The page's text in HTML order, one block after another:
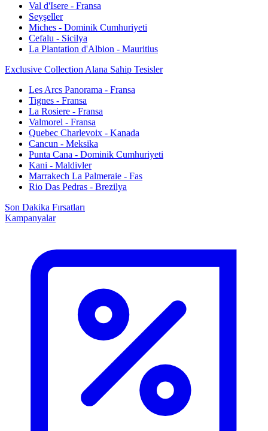
Val d'Isere - Fransa
Seyşeller
Miches - Dominik Cumhuriyeti
Cefalu - Sicilya
La Plantation d'Albion - Mauritius
Exclusive Collection Alana Sahip Tesisler
Les Arcs Panorama - Fransa
Tignes - Fransa
La Rosiere - Fransa
Valmorel - Fransa
Quebec Charlevoix - Kanada
Cancun - Meksika
Punta Cana - Dominik Cumhuriyeti
Kani - Maldivler
Marrakech La Palmeraie - Fas
Rio Das Pedras - Brezilya
Son Dakika Fırsatları
Kampanyalar